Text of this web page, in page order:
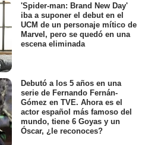
'Spider-man: Brand New Day'
iba a suponer el debut en el
UCM de un personaje mítico de
Marvel, pero se quedó en una
escena eliminada
Debutó a los 5 años en una
serie de Fernando Fernán-
Gómez en TVE. Ahora es el
actor español más famoso del
mundo, tiene 6 Goyas y un
Óscar, ¿le reconoces?